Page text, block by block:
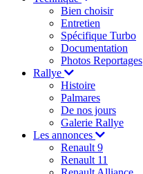
Bien choisir
Entretien
Spécifique Turbo
Documentation
Photos Reportages
Rallye
Histoire
Palmares
De nos jours
Galerie Rallye
Les annonces
Renault 9
Renault 11